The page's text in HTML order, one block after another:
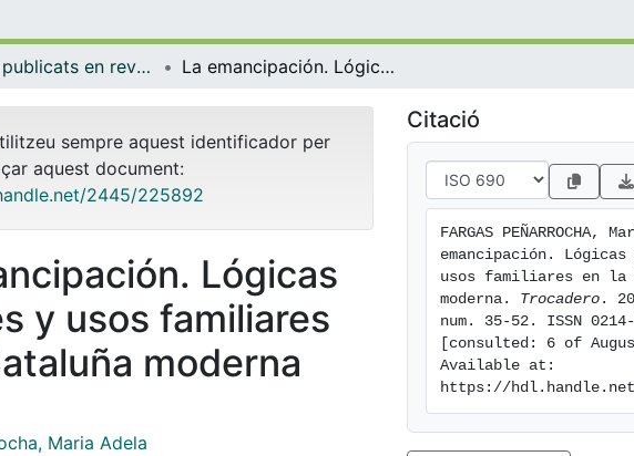
Articles publicats en revistes (Història i Arqueologia) La emancipación. Lógicas sociales y usos familiares en la Cataluña moderna
sempre aquest identificador per
aquest document:
2445/225892
Lógicas
y usos familiares
moderna
Maria Adela
Citació
FARGAS PEÑARROCHA,
emancipación.
usos familiares en la
moderna. Trocadero .
num. 35-52. ISSN
[consulted: 6 of
Available at:
https://hdl.handle.net/